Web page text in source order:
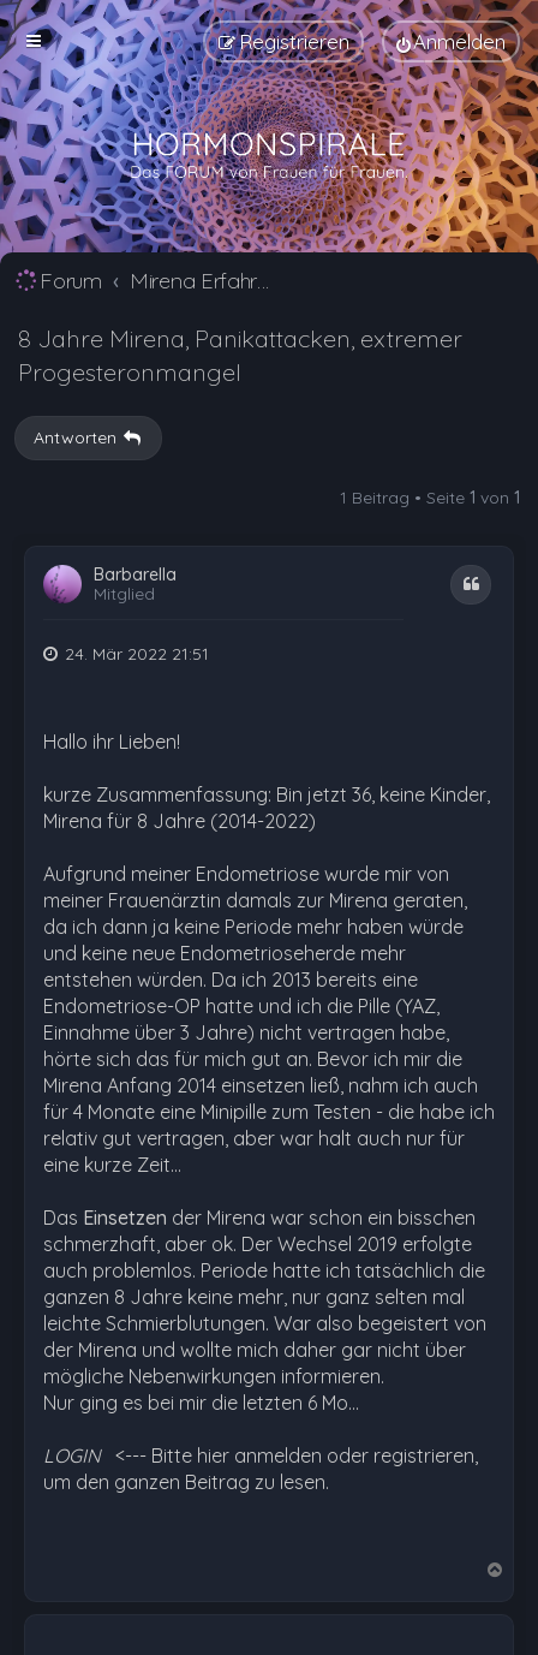
Anmelden
Registrieren
Forum Mirena Erfahrungsberichte und Nebenwirkungen
8 Jahre Mirena, Panikattacken, extremer
Progesteronmangel
Antworten
1 Beitrag • Seite 1 von 1
Barbarella
Mitglied
Zitat
24. Mär 2022 21:51
Hallo ihr Lieben!
kurze Zusammenfassung: Bin jetzt 36, keine Kinder,
Mirena für 8 Jahre (2014-2022)
Aufgrund meiner Endometriose wurde mir von
meiner Frauenärztin damals zur Mirena geraten,
da ich dann ja keine Periode mehr haben würde
und keine neue Endometrioseherde mehr
entstehen würden. Da ich 2013 bereits eine
Endometriose-OP hatte und ich die Pille (YAZ,
Einnahme über 3 Jahre) nicht vertragen habe,
hörte sich das für mich gut an. Bevor ich mir die
Mirena Anfang 2014 einsetzen ließ, nahm ich auch
für 4 Monate eine Minipille zum Testen - die habe ich
relativ gut vertragen, aber war halt auch nur für
eine kurze Zeit...
Das Einsetzen der Mirena war schon ein bisschen
schmerzhaft, aber ok. Der Wechsel 2019 erfolgte
auch problemlos. Periode hatte ich tatsächlich die
ganzen 8 Jahre keine mehr, nur ganz selten mal
leichte Schmierblutungen. War also begeistert von
der Mirena und wollte mich daher gar nicht über
mögliche Nebenwirkungen informieren.
Nur ging es bei mir die letzten 6 Mo…
LOGIN <--- Bitte hier anmelden oder registrieren,
um den ganzen Beitrag zu lesen.